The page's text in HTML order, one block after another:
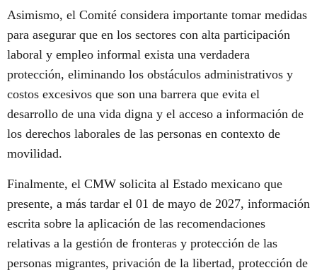
Asimismo, el Comité considera importante tomar medidas
para asegurar que en los sectores con alta participación
laboral y empleo informal exista una verdadera
protección, eliminando los obstáculos administrativos y
costos excesivos que son una barrera que evita el
desarrollo de una vida digna y el acceso a información de
los derechos laborales de las personas en contexto de
movilidad.
Finalmente, el CMW solicita al Estado mexicano que
presente, a más tardar el 01 de mayo de 2027, información
escrita sobre la aplicación de las recomendaciones
relativas a la gestión de fronteras y protección de las
personas migrantes, privación de la libertad, protección de